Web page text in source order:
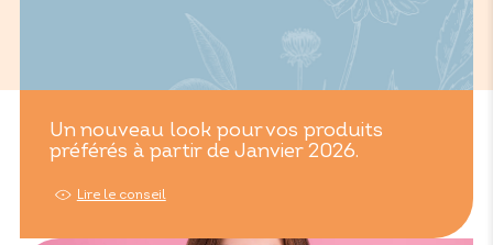
Un nouveau look pour vos produits
préférés à partir de Janvier 2026.
Lire le conseil